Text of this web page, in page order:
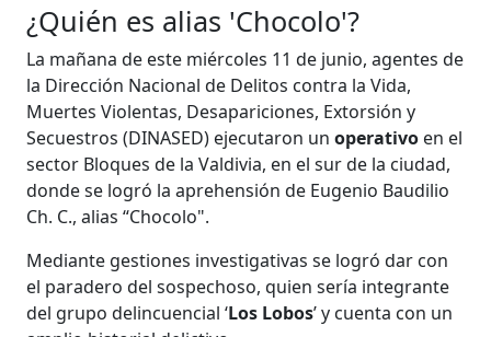
¿Quién es alias 'Chocolo'?
La mañana de este miércoles 11 de junio, agentes de
la Dirección Nacional de Delitos contra la Vida,
Muertes Violentas, Desapariciones, Extorsión y
Secuestros (DINASED) ejecutaron unoperativo en el
sector Bloques de la Valdivia, en el sur de la ciudad,
donde se logró la aprehensión de Eugenio Baudilio
Ch. C., alias “Chocolo".
Mediante gestiones investigativas se logró dar con
el paradero del sospechoso, quien sería integrante
del grupo delincuencial ‘Los Lobos’ y cuenta con un